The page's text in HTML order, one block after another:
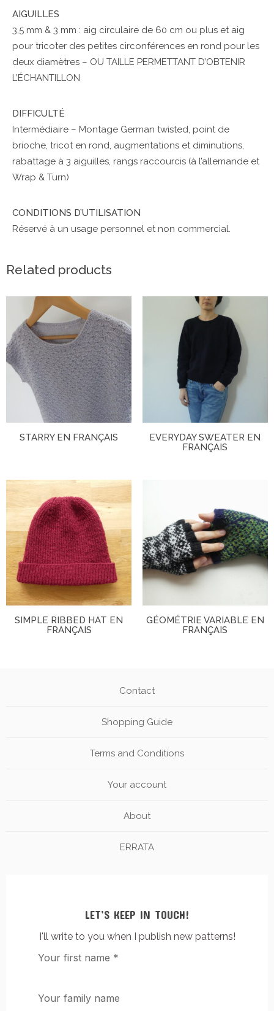
AIGUILLES
3,5 mm & 3 mm : aig circulaire de 60 cm ou plus et aig
pour tricoter des petites circonférences en rond pour les
deux diamètres – OU TAILLE PERMETTANT D’OBTENIR
L’ÉCHANTILLON
DIFFICULTÉ
Intermédiaire – Montage German twisted, point de
brioche, tricot en rond, augmentations et diminutions,
rabattage à 3 aiguilles, rangs raccourcis (à l’allemande et
Wrap & Turn)
CONDITIONS D’UTILISATION
Réservé à un usage personnel et non commercial.
Related products
STARRY EN FRANÇAIS
EVERYDAY SWEATER EN
FRANÇAIS
SIMPLE RIBBED HAT EN
FRANÇAIS
GÉOMÉTRIE VARIABLE EN
FRANÇAIS
Contact
Shopping Guide
Terms and Conditions
Your account
About
ERRATA
LET’S KEEP IN TOUCH!
I'll write to you when I publish new patterns!